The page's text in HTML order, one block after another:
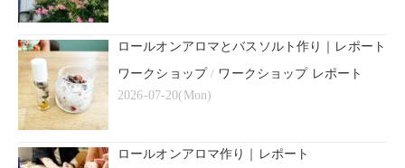
ロールオンアロマとバスソルト作り｜レポート
ワークショップ/ ワークショップ レポート
2026-07-20(Mon)
ロールオンアロマ作り｜レポート